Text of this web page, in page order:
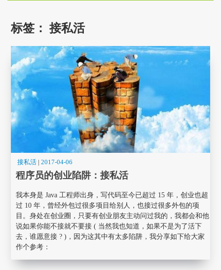
标签：接私活
接私活 |2017-04-06
程序员的创业陷阱：接私活
我本身是 Java 工程师出身，写代码至今已超过 15 年，创业也超
过 10 年，曾经外包过很多项目给别人，也接过很多外包的项
目。身处在创业圈，只要有创业朋友主动问过我的，我都会和他
说如果你能不接就不要接 ( 当然我也知道，如果不是为了活下
去，谁愿意接 ? )，因为这其中有太多陷阱，我分享如下给大家
作个参考：